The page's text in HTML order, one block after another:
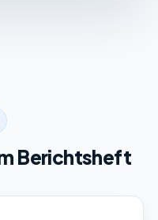
Berichtsheft